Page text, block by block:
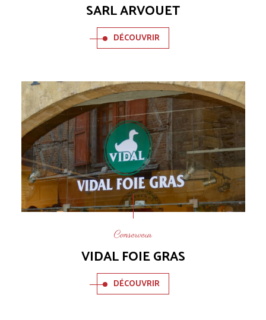
SARL ARVOUET
DÉCOUVRIR
Conserveur
VIDAL FOIE GRAS
DÉCOUVRIR